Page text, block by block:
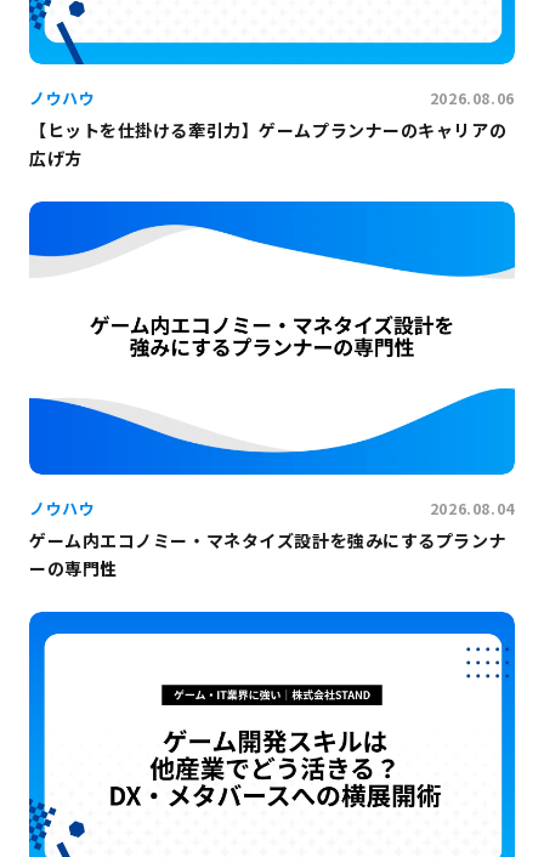
ノウハウ 2026.08.06
【ヒットを仕掛ける牽引力】ゲームプランナーのキャリアの
広げ方
ノウハウ 2026.08.04
ゲーム内エコノミー・マネタイズ設計を強みにするプランナ
ーの専門性